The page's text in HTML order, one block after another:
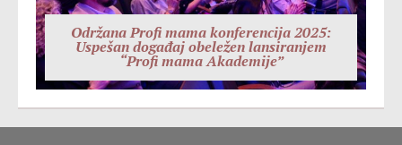
Održana Profi mama konferencija 2025:
Uspešan događaj obeležen lansiranjem
“Profi mama Akademije”